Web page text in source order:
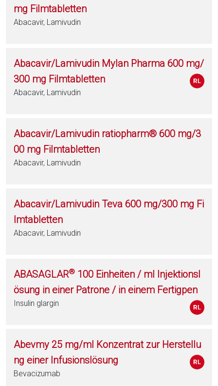
mg Filmtabletten
Abacavir, Lamivudin
Abacavir/Lamivudin Mylan Pharma 600 mg/
300 mg Filmtabletten
Abacavir, Lamivudin
Abacavir/Lamivudin ratiopharm® 600 mg/3
00 mg Filmtabletten
Abacavir, Lamivudin
Abacavir/Lamivudin Teva 600 mg/300 mg Fi
lmtabletten
Abacavir, Lamivudin
ABASAGLAR® 100 Einheiten / ml Injektionsl
ösung in einer Patrone / in einem Fertigpen
Insulin glargin
Abevmy 25 mg/ml Konzentrat zur Herstellu
ng einer Infusionslösung
Bevacizumab